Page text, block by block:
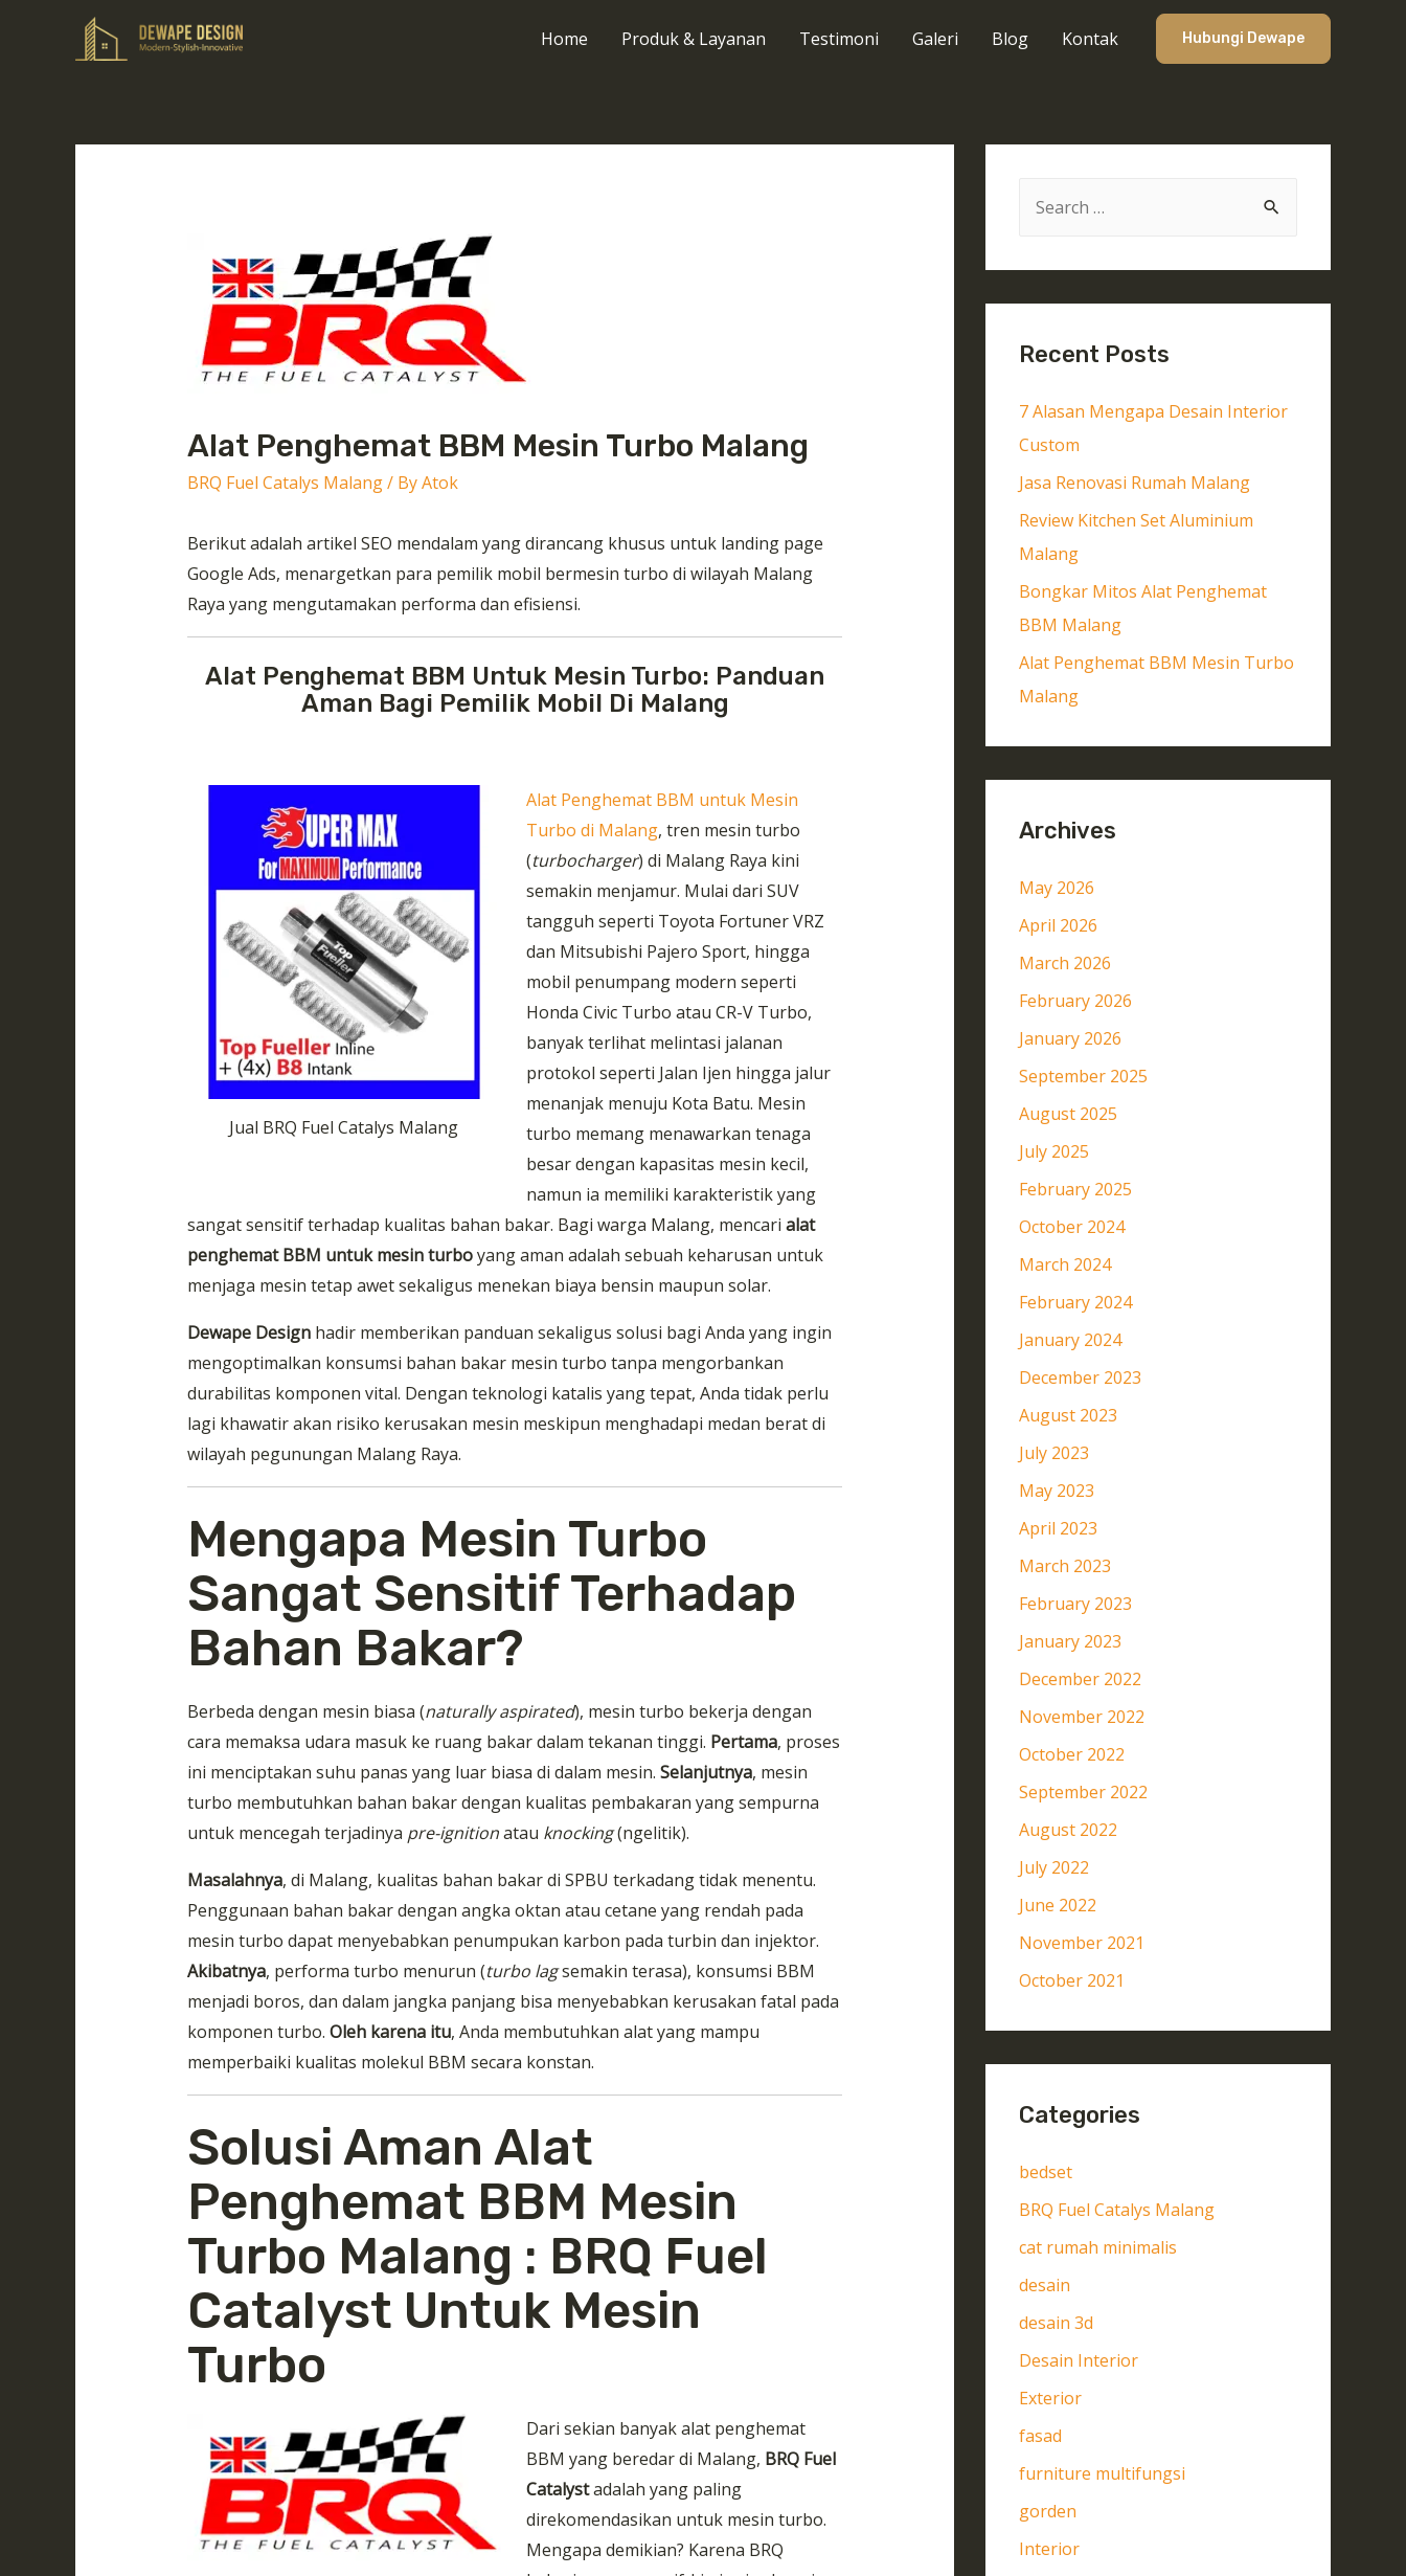
Home Produk & Layanan Testimoni Galeri Blog Kontak Hubungi Dewape
Alat Penghemat BBM Mesin Turbo Malang
BRQ Fuel Catalys Malang/ ByAtok
Berikut adalah artikel SEO mendalam yang dirancang khusus untuk landing page
Google Ads, menargetkan para pemilik mobil bermesin turbo di wilayah Malang
Raya yang mengutamakan performa dan efisiensi.
Alat Penghemat BBM Untuk Mesin Turbo: Panduan
Aman Bagi Pemilik Mobil Di Malang
Jual BRQ Fuel Catalys Malang
Alat Penghemat BBM untuk Mesin
Turbo di Malang, tren mesin turbo
(turbocharger) di Malang Raya kini
semakin menjamur. Mulai dari SUV
tangguh seperti Toyota Fortuner VRZ
dan Mitsubishi Pajero Sport, hingga
mobil penumpang modern seperti
Honda Civic Turbo atau CR-V Turbo,
banyak terlihat melintasi jalanan
protokol seperti Jalan Ijen hingga jalur
menanjak menuju Kota Batu. Mesin
turbo memang menawarkan tenaga
besar dengan kapasitas mesin kecil,
namun ia memiliki karakteristik yang
sangat sensitif terhadap kualitas bahan bakar. Bagi warga Malang, mencari alat
penghemat BBM untuk mesin turboyang aman adalah sebuah keharusan untuk
menjaga mesin tetap awet sekaligus menekan biaya bensin maupun solar.
Dewape Designhadir memberikan panduan sekaligus solusi bagi Anda yang ingin
mengoptimalkan konsumsi bahan bakar mesin turbo tanpa mengorbankan
durabilitas komponen vital. Dengan teknologi katalis yang tepat, Anda tidak perlu
lagi khawatir akan risiko kerusakan mesin meskipun menghadapi medan berat di
wilayah pegunungan Malang Raya.
Mengapa Mesin Turbo
Sangat Sensitif Terhadap
Bahan Bakar?
Berbeda dengan mesin biasa (naturally aspirated), mesin turbo bekerja dengan
cara memaksa udara masuk ke ruang bakar dalam tekanan tinggi. Pertama, proses
ini menciptakan suhu panas yang luar biasa di dalam mesin. Selanjutnya, mesin
turbo membutuhkan bahan bakar dengan kualitas pembakaran yang sempurna
untuk mencegah terjadinya pre-ignitionatau knocking(ngelitik).
Masalahnya, di Malang, kualitas bahan bakar di SPBU terkadang tidak menentu.
Penggunaan bahan bakar dengan angka oktan atau cetane yang rendah pada
mesin turbo dapat menyebabkan penumpukan karbon pada turbin dan injektor.
Akibatnya, performa turbo menurun (turbo lagsemakin terasa), konsumsi BBM
menjadi boros, dan dalam jangka panjang bisa menyebabkan kerusakan fatal pada
komponen turbo. Oleh karena itu, Anda membutuhkan alat yang mampu
memperbaiki kualitas molekul BBM secara konstan.
Solusi Aman Alat
Penghemat BBM Mesin
Turbo Malang : BRQ Fuel
Catalyst Untuk Mesin
Turbo
Dari sekian banyak alat penghemat
BBM yang beredar di Malang, BRQ Fuel
Catalystadalah yang paling
direkomendasikan untuk mesin turbo.
Mengapa demikian? Karena BRQ
Recent Posts
7 Alasan Mengapa Desain Interior
Custom
Jasa Renovasi Rumah Malang
Review Kitchen Set Aluminium
Malang
Bongkar Mitos Alat Penghemat
BBM Malang
Alat Penghemat BBM Mesin Turbo
Malang
Archives
May 2026
April 2026
March 2026
February 2026
January 2026
September 2025
August 2025
July 2025
February 2025
October 2024
March 2024
February 2024
January 2024
December 2023
August 2023
July 2023
May 2023
April 2023
March 2023
February 2023
January 2023
December 2022
November 2022
October 2022
September 2022
August 2022
July 2022
June 2022
November 2021
October 2021
Categories
bedset
BRQ Fuel Catalys Malang
cat rumah minimalis
desain
desain 3d
Desain Interior
Exterior
fasad
furniture multifungsi
gorden
Interior